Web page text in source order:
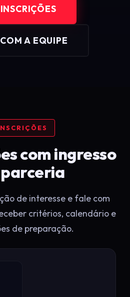
A EQUIPE
com ingresso
de interesse e fale com
critérios, calendário e
de preparação.